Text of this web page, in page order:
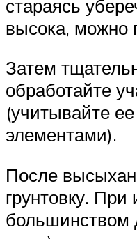
стараясь
высока, можно
Затем
обработайте
(учитывайте
элементами).
После
грунтовку.
большинством